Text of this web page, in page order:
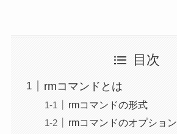
目次
rmコマンドとは
rmコマンドの形式
rmコマンドのオプション